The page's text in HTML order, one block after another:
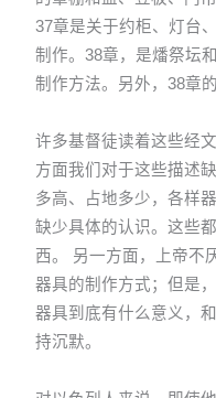
37章是关于约柜、灯台
制作。38章，是燔祭坛
制作方法。另外，38章
许多基督徒读着这些经
方面我们对于这些描述
多高、占地多少，各样
缺少具体的认识。这些
西。 另一方面，上帝不
器具的制作方式；但是
器具到底有什么意义，
持沉默。